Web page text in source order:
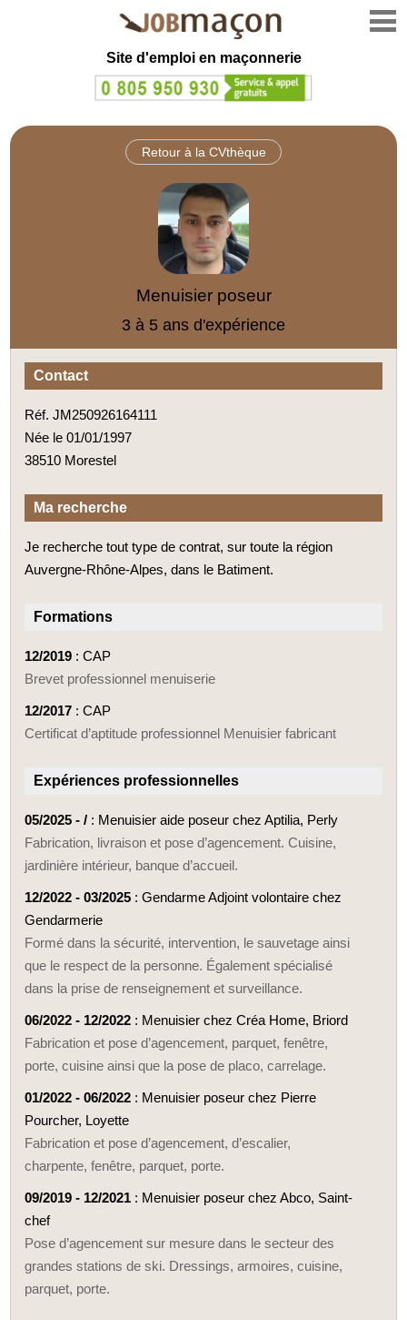
Site d'emploi en maçonnerie
Retour à la CVthèque
Menuisier poseur
3 à 5 ans d'expérience
Contact
Réf. JM250926164111
Née le 01/01/1997
38510 Morestel
Ma recherche
Je recherche tout type de contrat, sur toute la région
Auvergne-Rhône-Alpes, dans le Batiment.
Formations
12/2019 : CAP
Brevet professionnel menuiserie
12/2017 : CAP
Certificat d’aptitude professionnel Menuisier fabricant
Expériences professionnelles
05/2025 - / : Menuisier aide poseur chez Aptilia, Perly
Fabrication, livraison et pose d’agencement. Cuisine,
jardinière intérieur, banque d’accueil.
12/2022 - 03/2025 : Gendarme Adjoint volontaire chez
Gendarmerie
Formé dans la sécurité, intervention, le sauvetage ainsi
que le respect de la personne. Également spécialisé
dans la prise de renseignement et surveillance.
06/2022 - 12/2022 : Menuisier chez Créa Home, Briord
Fabrication et pose d’agencement, parquet, fenêtre,
porte, cuisine ainsi que la pose de placo, carrelage.
01/2022 - 06/2022 : Menuisier poseur chez Pierre
Pourcher, Loyette
Fabrication et pose d’agencement, d’escalier,
charpente, fenêtre, parquet, porte.
09/2019 - 12/2021 : Menuisier poseur chez Abco, Saint-
chef
Pose d’agencement sur mesure dans le secteur des
grandes stations de ski. Dressings, armoires, cuisine,
parquet, porte.